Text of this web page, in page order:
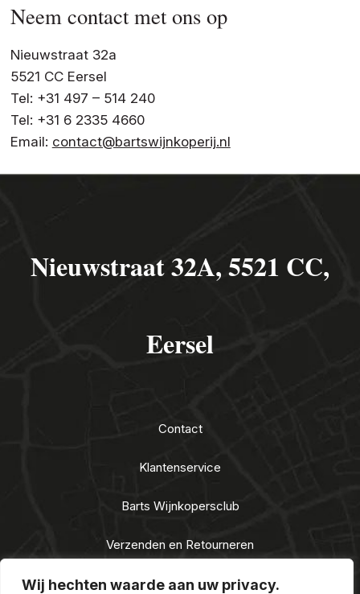
Wij hechten waarde aan uw privacy.
Neem contact met ons op
Nieuwstraat 32a
5521 CC Eersel
Tel: +31 497 – 514 240
Tel: +31 6 2335 4660
Email: contact@bartswijnkoperij.nl
Nieuwstraat 32A, 5521 CC,
Eersel
Contact
Klantenservice
Barts Wijnkopersclub
Verzenden en Retourneren
Algemene voorwaarden